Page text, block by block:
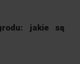
jakie są